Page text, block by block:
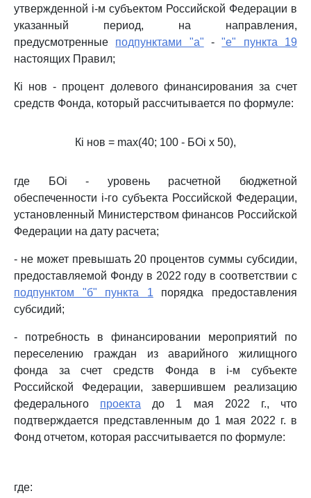
утвержденной i-м субъектом Российской Федерации в
указанный период, на направления,
предусмотренные подпунктами "а" -"е" пункта 19
настоящих Правил;
Кi нов - процент долевого финансирования за счет
средств Фонда, который рассчитывается по формуле:
Кi нов = max(40; 100 - БОi x 50),
где БОi - уровень расчетной бюджетной
обеспеченности i-го субъекта Российской Федерации,
установленный Министерством финансов Российской
Федерации на дату расчета;
- не может превышать 20 процентов суммы субсидии,
предоставляемой Фонду в 2022 году в соответствии с
подпунктом "б" пункта 1 порядка предоставления
субсидий;
- потребность в финансировании мероприятий по
переселению граждан из аварийного жилищного
фонда за счет средств Фонда в i-м субъекте
Российской Федерации, завершившем реализацию
федерального проекта до 1 мая 2022 г., что
подтверждается представленным до 1 мая 2022 г. в
Фонд отчетом, которая рассчитывается по формуле:
где: